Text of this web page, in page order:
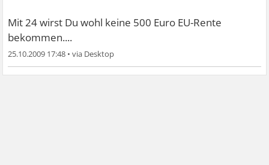
Mit 24 wirst Du wohl keine 500 Euro EU-Rente
bekommen....
25.10.2009 17:48 •